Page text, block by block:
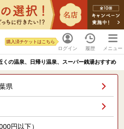
ログイン
購入済チケットはこちら
履歴 メニュー
の温泉、日帰り温泉、スーパー銭湯おすすめ
県
円以下）